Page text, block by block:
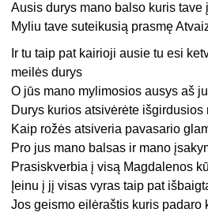
Ausis durys mano balso kuris tave
Myliu tave suteikusią prasmę
Ir tu taip pat kairioji ausie tu esi
meilės durys
O jūs mano mylimosios ausys aš
Durys kurios atsivėrėte išgirdusios
Kaip rožės atsiveria pavasario
Pro jus mano balsas ir mano
Prasiskverbia į visą Magdalenos
Įeinu į jį visas vyras taip pat
Jos geismo eilėraštis kuris padaro